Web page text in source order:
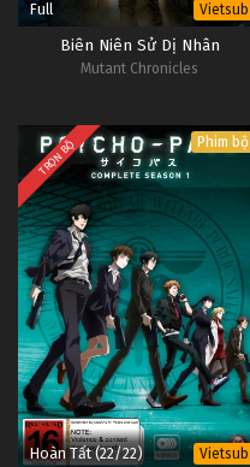
Full Vietsub
Biên Niên Sử Dị Nhân
Mutant Chronicles
TRỌN BỘ Phim bộ
Hoàn Tất (22/22) Vietsub